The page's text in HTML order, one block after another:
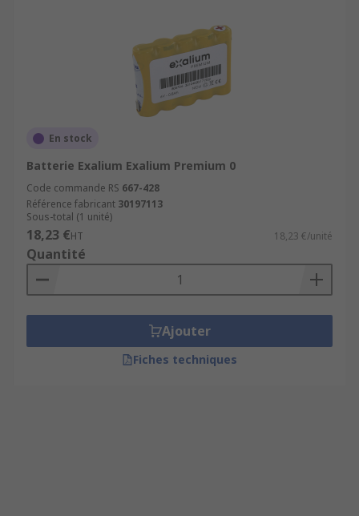
En stock
Batterie Exalium Exalium Premium 0
Code commande RS 667-428
Référence fabricant 30197113
Sous-total (1 unité)
18,23 €HT 18,23 €/unité
Quantité
Ajouter
Fiches techniques